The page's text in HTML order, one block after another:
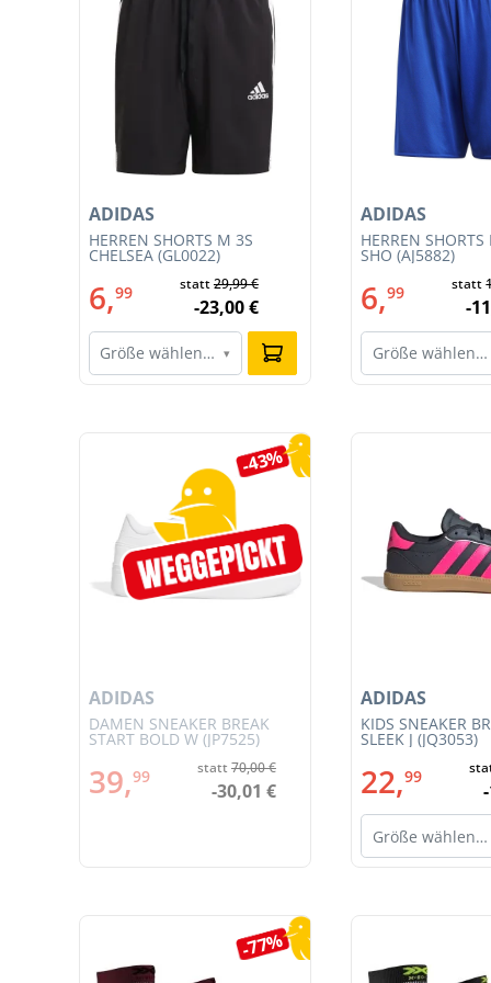
HERREN SHORTS M 3S
CHELSEA (GL0022)
ADIDAS
6,99 statt29,99 €
-23,00 €
Größe wählen… ▾
HERREN
SHO (AJ5882)
ADIDAS
6,99 statt
-
Größe wählen…
Produktgalerie überspringen
-43%
DAMEN SNEAKER BREAK
START BOLD W (JP7525)
ADIDAS
39,99 statt 70,00 €
-30,01 €
KIDS SNEAKER
SLEEK J (JQ3053)
ADIDAS
22,99
Größe wählen…
Produktgalerie überspringen
-77%